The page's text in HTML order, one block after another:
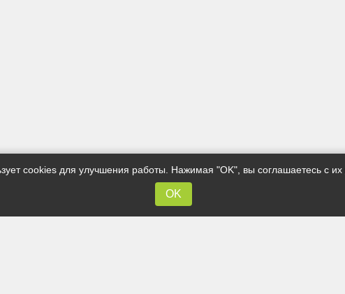
cookies для улучшения работы. Нажимая "OK", вы соглашаетесь с их
OK